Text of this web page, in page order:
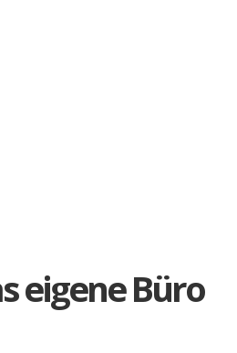
eigene Büro